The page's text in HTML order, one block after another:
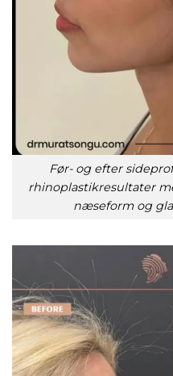
Før- og efter
rhinoplastikresultater
næseform og